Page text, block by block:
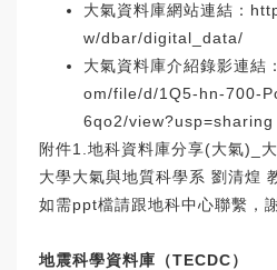
大氣資料庫網站連結：
w/dbar/digital_data/
大氣資料庫介紹錄影連結：
om/file/d/1Q5-hn-700-
6qo2/view?usp=sharing
附件1.地科資料庫分享(大氣)_
大學大氣與地質科學系 劉清煌
如需ppt檔請跟地科中心聯繫，
地震科學資料庫（TECDC）